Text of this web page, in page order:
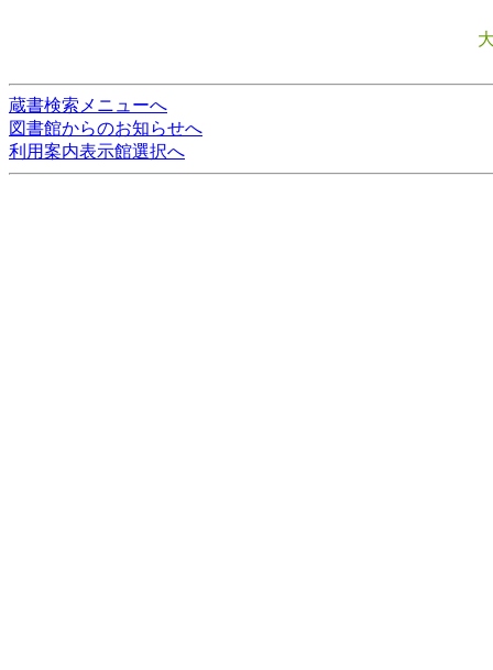
蔵書検索メニューへ
図書館からのお知らせへ
利用案内表示館選択へ